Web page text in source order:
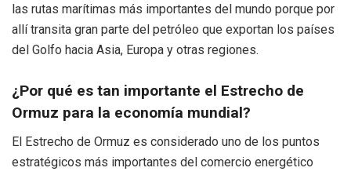
las rutas marítimas más importantes del mundo porque por
allí transita gran parte del petróleo que exportan los países
del Golfo hacia Asia, Europa y otras regiones.
¿Por qué es tan importante el Estrecho de
Ormuz para la economía mundial?
El Estrecho de Ormuz es considerado uno de los puntos
estratégicos más importantes del comercio energético